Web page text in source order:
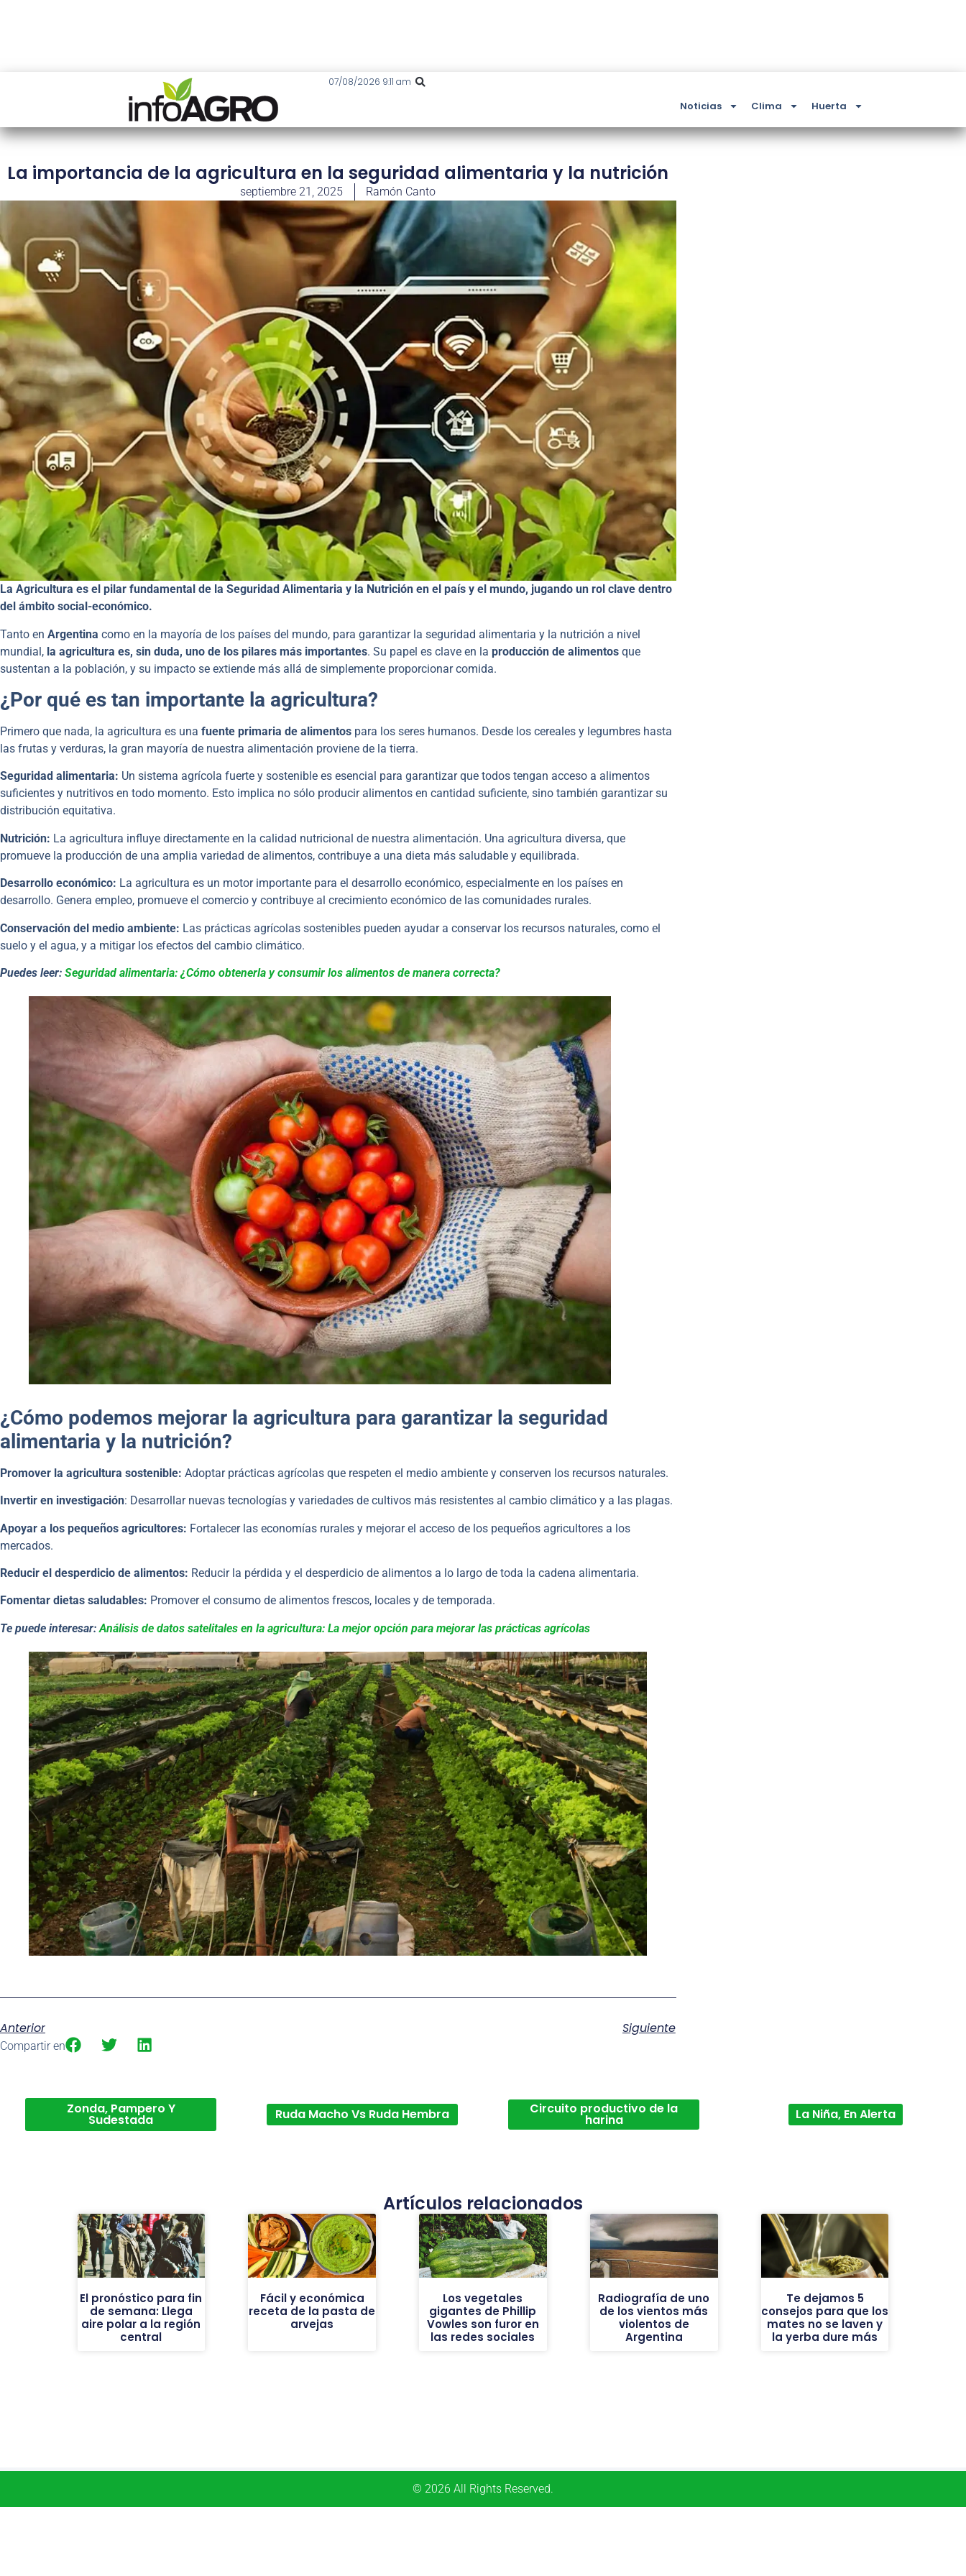
07/08/2026 9:11 am
Noticias Clima Huerta
La importancia de la agricultura en la seguridad alimentaria y la nutrición
septiembre 21, 2025 Ramón Canto
La Agricultura es el pilar fundamental de la Seguridad Alimentaria y la Nutrición en el país y el mundo, jugando un rol clave dentro
del ámbito social-económico.
Tanto en Argentina como en la mayoría de los países del mundo, para garantizar la seguridad alimentaria y la nutrición a nivel
mundial, la agricultura es, sin duda, uno de los pilares más importantes. Su papel es clave en la producción de alimentos que
sustentan a la población, y su impacto se extiende más allá de simplemente proporcionar comida.
¿Por qué es tan importante la agricultura?
Primero que nada, la agricultura es una fuente primaria de alimentos para los seres humanos. Desde los cereales y legumbres hasta
las frutas y verduras, la gran mayoría de nuestra alimentación proviene de la tierra.
Seguridad alimentaria: Un sistema agrícola fuerte y sostenible es esencial para garantizar que todos tengan acceso a alimentos
suficientes y nutritivos en todo momento. Esto implica no sólo producir alimentos en cantidad suficiente, sino también garantizar su
distribución equitativa.
Nutrición: La agricultura influye directamente en la calidad nutricional de nuestra alimentación. Una agricultura diversa, que
promueve la producción de una amplia variedad de alimentos, contribuye a una dieta más saludable y equilibrada.
Desarrollo económico: La agricultura es un motor importante para el desarrollo económico, especialmente en los países en
desarrollo. Genera empleo, promueve el comercio y contribuye al crecimiento económico de las comunidades rurales.
Conservación del medio ambiente: Las prácticas agrícolas sostenibles pueden ayudar a conservar los recursos naturales, como el
suelo y el agua, y a mitigar los efectos del cambio climático.
Puedes leer: Seguridad alimentaria: ¿Cómo obtenerla y consumir los alimentos de manera correcta?
¿Cómo podemos mejorar la agricultura para garantizar la seguridad
alimentaria y la nutrición?
Promover la agricultura sostenible: Adoptar prácticas agrícolas que respeten el medio ambiente y conserven los recursos naturales.
Invertir en investigación: Desarrollar nuevas tecnologías y variedades de cultivos más resistentes al cambio climático y a las plagas.
Apoyar a los pequeños agricultores: Fortalecer las economías rurales y mejorar el acceso de los pequeños agricultores a los
mercados.
Reducir el desperdicio de alimentos: Reducir la pérdida y el desperdicio de alimentos a lo largo de toda la cadena alimentaria.
Fomentar dietas saludables: Promover el consumo de alimentos frescos, locales y de temporada.
Te puede interesar:Análisis de datos satelitales en la agricultura: La mejor opción para mejorar las prácticas agrícolas
Anterior Siguiente
Compartir en
Zonda, Pampero Y
Sudestada Ruda Macho Vs Ruda Hembra Circuito productivo de la
harina La Niña, En Alerta
Artículos relacionados
El pronóstico para fin
de semana: Llega
aire polar a la región
central
Fácil y económica
receta de la pasta de
arvejas
Los vegetales
gigantes de Phillip
Vowles son furor en
las redes sociales
Radiografía de uno
de los vientos más
violentos de
Argentina
Te dejamos 5
consejos para que los
mates no se laven y
la yerba dure más
© 2026 All Rights Reserved.